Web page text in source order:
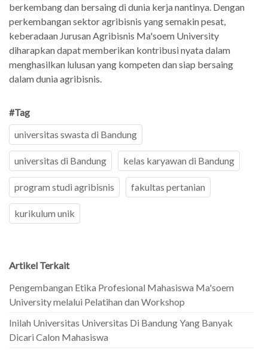
berkembang dan bersaing di dunia kerja nantinya. Dengan
perkembangan sektor agribisnis yang semakin pesat,
keberadaan Jurusan Agribisnis Ma'soem University
diharapkan dapat memberikan kontribusi nyata dalam
menghasilkan lulusan yang kompeten dan siap bersaing
dalam dunia agribisnis.
#Tag
universitas swasta di Bandung
universitas di Bandung kelas karyawan di Bandung
program studi agribisnis fakultas pertanian
kurikulum unik
Artikel Terkait
Pengembangan Etika Profesional Mahasiswa Ma'soem
University melalui Pelatihan dan Workshop
Inilah Universitas Universitas Di Bandung Yang Banyak
Dicari Calon Mahasiswa